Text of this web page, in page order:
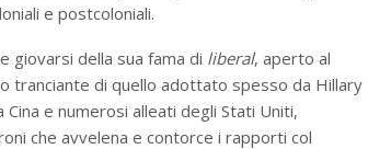
e postcoloniali.
giovarsi della sua fama di liberal, aperto al
tranciante di quello adottato spesso da Hillary
e numerosi alleati degli Stati Uniti,
che avvelena e contorce i rapporti col